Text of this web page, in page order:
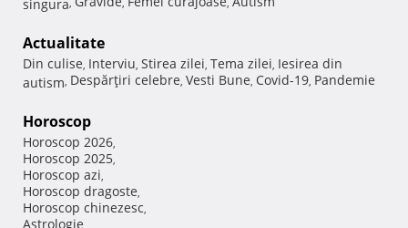
Actualitate
Din culise, Interviu, Stirea zilei, Tema zilei, Iesirea din
autism, Despărţiri celebre, Vesti Bune, Covid-19, Pandemie
Horoscop
Horoscop 2026,
Horoscop 2025,
Horoscop azi,
Horoscop dragoste,
Horoscop chinezesc,
Astrologie